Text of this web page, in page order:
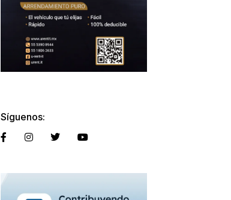
Síguenos: